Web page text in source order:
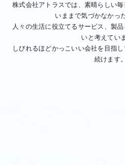
株式会社アトラスでは、素晴らしい毎
いままで気づかなかっ
人々の生活に役立てるサービス、製
いと考えてい
しびれるほどかっこいい会社を目指
続けます。